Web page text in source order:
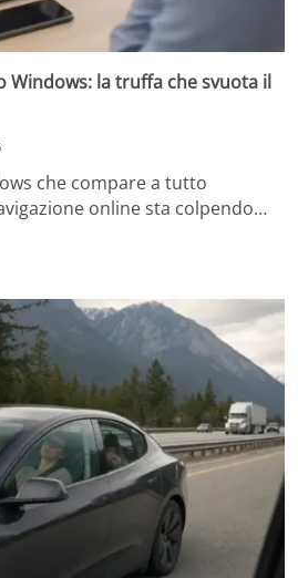
Windows: la truffa che svuota il
che compare a tutto
online sta colpendo…